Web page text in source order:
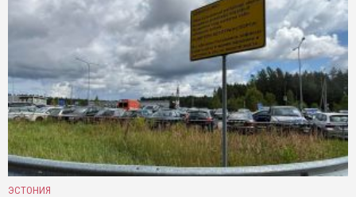
ЭСТОНИЯ